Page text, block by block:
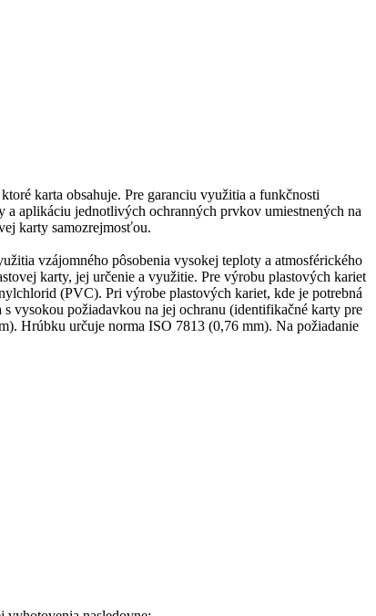
karta obsahuje. Pre garanciu využitia a funkčnosti
a aplikáciu jednotlivých ochranných prvkov umiestnených na
karty samozrejmosťou.
vzájomného pôsobenia vysokej teploty a atmosférického
karty, jej určenie a využitie. Pre výrobu plastových kariet
(PVC). Pri výrobe plastových kariet, kde je potrebná
vysokou požiadavkou na jej ochranu (identifikačné karty pre
Hrúbku určuje norma ISO 7813 (0,76 mm). Na požiadanie